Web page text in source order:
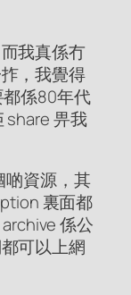
我真係冇
，我覺得
係80年代
share 畀我
啲資源，其
裏面都
係公
可以上網